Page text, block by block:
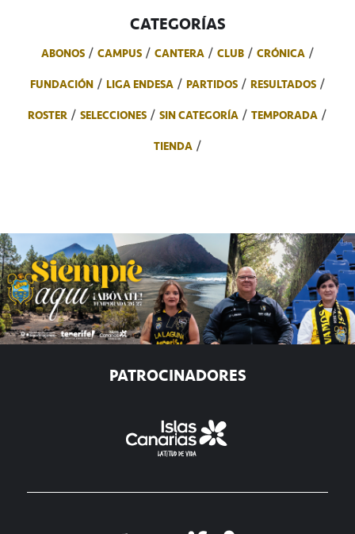
CATEGORÍAS
ABONOS CAMPUS CANTERA CLUB
CRÓNICA
FUNDACIÓN
LIGA ENDESA PARTIDOS
RESULTADOS
ROSTER
SELECCIONES SIN CATEGORÍA
TEMPORADA
TIENDA
PATROCINADORES